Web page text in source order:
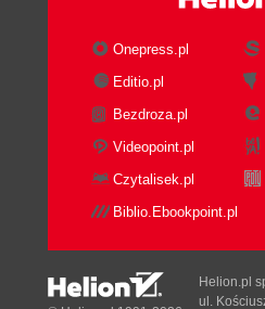
3.5.1.
Resources
3.5.2.
3.5.2.1.
Resources
3.5.2.2.
3.5.2.3.
3.5.2.4.
3.5.2.5.
Collections
3.5.3. Curation
Onepress.pl
Editio.pl
Bezdroza.pl
Videopoint.pl
Czytalisek.pl
Biblio.Ebookpoint.pl
Helion.pl
ul.